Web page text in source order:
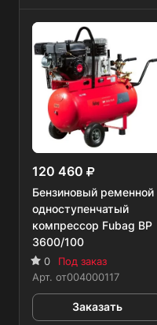
120 460
Бензиновый ременной
одноступенчатый
компрессор Fubag BP
3600/100
0
Под заказ
Арт. от004000117
Заказать